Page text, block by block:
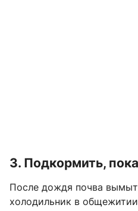
3. Подкормить,
После дождя почва
холодильник в